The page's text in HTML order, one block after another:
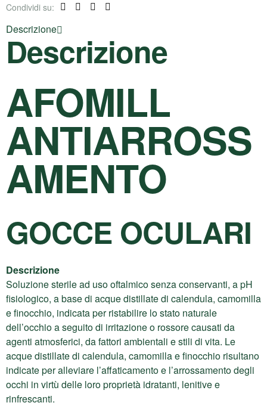
Condividi su:
Facebook
TwitterLinkedinPinterest
Descrizione
Descrizione
AFOMILL
ANTIARROSS
AMENTO
GOCCE OCULARI
Descrizione
Soluzione sterile ad uso oftalmico senza conservanti, a pH
fisiologico, a base di acque distillate di calendula, camomilla
e finocchio, indicata per ristabilire lo stato naturale
dell’occhio a seguito di irritazione o rossore causati da
agenti atmosferici, da fattori ambientali e stili di vita. Le
acque distillate di calendula, camomilla e finocchio risultano
indicate per alleviare l’affaticamento e l’arrossamento degli
occhi in virtù delle loro proprietà idratanti, lenitive e
rinfrescanti.